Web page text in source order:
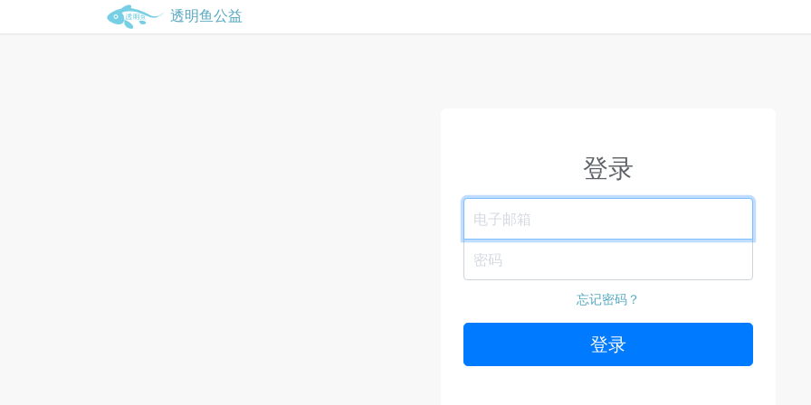
透明鱼公益
登录
密码
忘记密码？
登录